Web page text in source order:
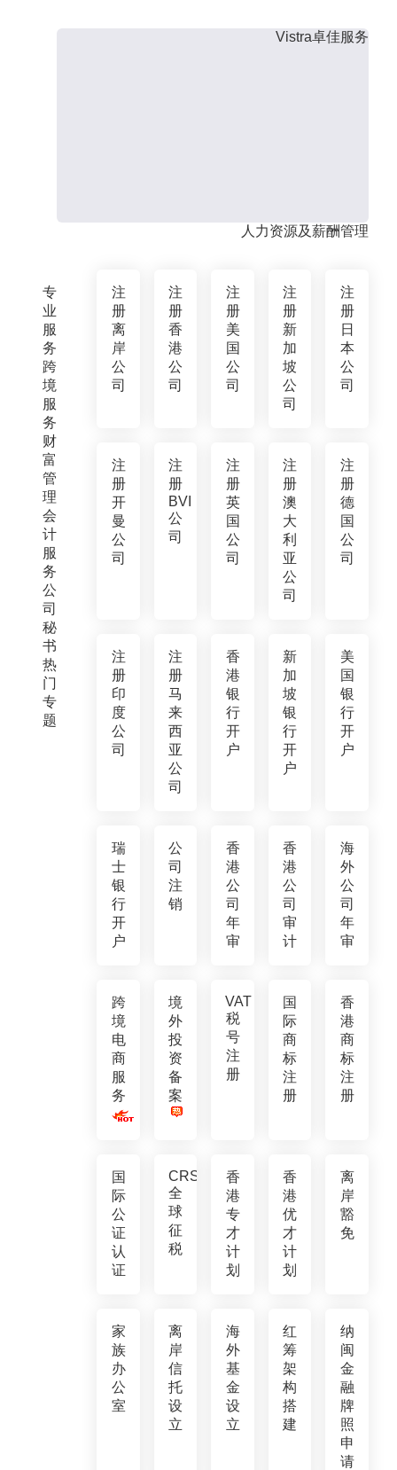
专
业
服
务
跨
境
服
务
财
富
管
理
会
计
服
务
公
司
秘
书
热
门
专
题
Vistra卓佳服务
人力资源及薪酬管理
注
册
离
岸
公
司
注
册
香
港
公
司
注
册
美
国
公
司
注
册
新
加
坡
公
司
注
册
日
本
公
司
注
册
开
曼
公
司
注
册
BVI
公
司
注
册
英
国
公
司
注
册
澳
大
利
亚
公
司
注
册
德
国
公
司
注
册
印
度
公
司
注
册
马
来
西
亚
公
司
香
港
银
行
开
户
新
加
坡
银
行
开
户
美
国
银
行
开
户
瑞
士
银
行
开
户
公
司
注
销
香
港
公
司
年
审
香
港
公
司
审
计
海
外
公
司
年
审
跨
境
电
商
服
务
境
外
投
资
备
案
VAT
税
号
注
册
国
际
商
标
注
册
香
港
商
标
注
册
国
际
公
证
认
证
CRS
全
球
征
税
香
港
专
才
计
划
香
港
优
才
计
划
离
岸
豁
免
家
族
办
公
室
离
岸
信
托
设
立
海
外
基
金
设
立
红
筹
架
构
搭
建
纳
闽
金
融
牌
照
申
请